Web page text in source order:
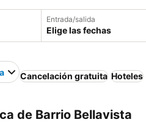
Entrada/salida
Elige las fechas
Cancelación gratuita Hoteles
de Barrio Bellavista